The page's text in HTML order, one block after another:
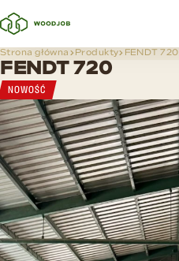
Strona główna Produkty FENDT 720
FENDT 720
NOWOŚĆ